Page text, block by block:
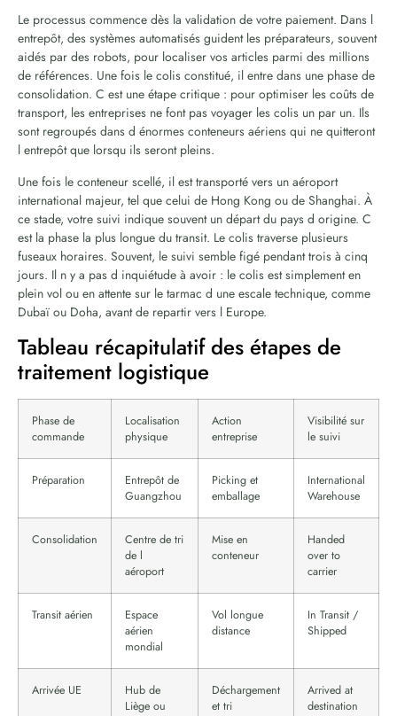
Le processus commence dès la validation de votre paiement. Dans l
entrepôt, des systèmes automatisés guident les préparateurs, souvent
aidés par des robots, pour localiser vos articles parmi des millions
de références. Une fois le colis constitué, il entre dans une phase de
consolidation. C est une étape critique : pour optimiser les coûts de
transport, les entreprises ne font pas voyager les colis un par un. Ils
sont regroupés dans d énormes conteneurs aériens qui ne quitteront
l entrepôt que lorsqu ils seront pleins.
Une fois le conteneur scellé, il est transporté vers un aéroport
international majeur, tel que celui de Hong Kong ou de Shanghai. À
ce stade, votre suivi indique souvent un départ du pays d origine. C
est la phase la plus longue du transit. Le colis traverse plusieurs
fuseaux horaires. Souvent, le suivi semble figé pendant trois à cinq
jours. Il n y a pas d inquiétude à avoir : le colis est simplement en
plein vol ou en attente sur le tarmac d une escale technique, comme
Dubaï ou Doha, avant de repartir vers l Europe.
Tableau récapitulatif des étapes de
traitement logistique
Phase de
commande
Localisation
physique
Action
entreprise
Visibilité sur
le suivi
Préparation
Entrepôt de
Guangzhou
Picking et
emballage
International
Warehouse
Consolidation
Centre de tri
de l
aéroport
Mise en
conteneur
Handed
over to
carrier
Transit aérien
Espace
aérien
mondial
Vol longue
distance
In Transit /
Shipped
Arrivée UE
Hub de
Liège ou
Déchargement
et tri
Arrived at
destination